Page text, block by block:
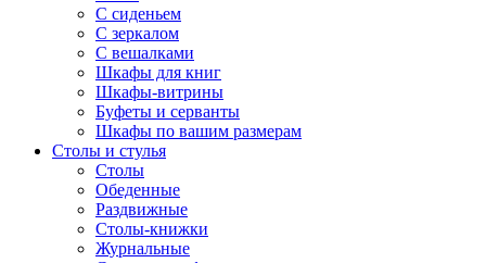
С сиденьем
С зеркалом
С вешалками
Шкафы для книг
Шкафы-витрины
Буфеты и серванты
Шкафы по вашим размерам
Столы и стулья
Столы
Обеденные
Раздвижные
Столы-книжки
Журнальные